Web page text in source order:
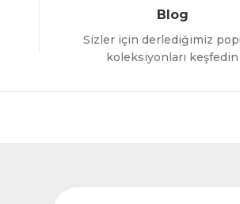
Blog
Sizler için derlediğimiz
koleksiyonları keşfedin